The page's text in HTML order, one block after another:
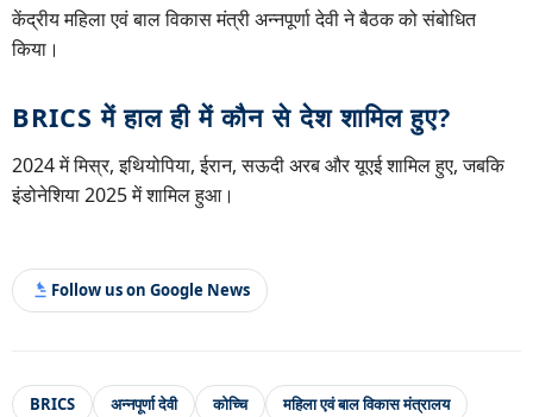
केंद्रीय महिला एवं बाल विकास मंत्री अन्नपूर्णा देवी ने बैठक को संबोधित
किया।
BRICS में हाल ही में कौन से देश शामिल हुए?
2024 में मिस्र, इथियोपिया, ईरान, सऊदी अरब और यूएई शामिल हुए, जबकि
इंडोनेशिया 2025 में शामिल हुआ।
Follow us on Google News
BRICS अन्नपूर्णा देवी कोच्चि
महिला एवं बाल विकास मंत्रालय